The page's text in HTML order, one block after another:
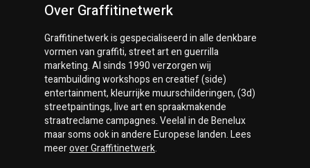
Over Graffitinetwerk
Graffitinetwerkis gespecialiseerd in alle denkbare
vormen van graffiti, street art en guerrilla
marketing. Al sinds 1990 verzorgen wij
teambuilding workshops en creatief (side)
entertainment, kleurrijke muurschilderingen, (3d)
streetpaintings, live art en spraakmakende
straatreclame campagnes. Veelal in de Benelux
maar soms ook in andere Europese landen. Lees
meeroverGraffitinetwerk.